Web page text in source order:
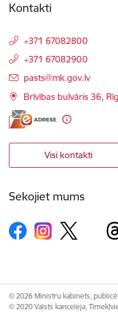
Kontakti
+371 67082800
+371 67082900
E-pasts:
pasts@mk.gov.lv
Brīvības bulvāris 36,
Visi kontakti
Sekojiet mums
© 2026 Ministru kabinets,
© 2020 Valsts kanceleja,